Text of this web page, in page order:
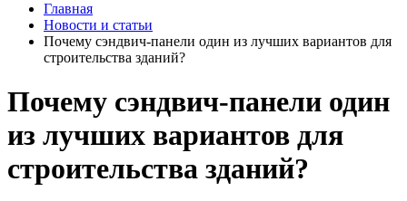
Главная
Новости и статьи
Почему сэндвич-панели один из лучших вариантов для
строительства зданий?
Почему сэндвич-панели один
из лучших вариантов для
строительства зданий?